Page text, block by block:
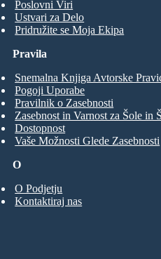
Poslovni Viri
Ustvari za Delo
Pridružite se Moja Ekipa
O
O Podjetju
Kontaktiraj nas
Pravila
Snemalna Knjiga Avtorske
Pogoji Uporabe
Pravilnik o Zasebnosti
Zasebnost in Varnost za Šole in
Dostopnost
Vaše Možnosti Glede Zasebnosti